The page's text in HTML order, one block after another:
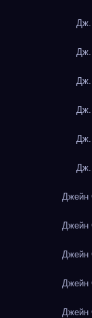
Дж.
Дж.
Дж.
Дж.
Дж.
Дж.
Джейн
Джейн
Джейн
Джейн
Джейн